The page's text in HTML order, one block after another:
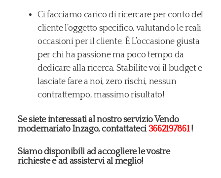
Ci facciamo carico di ricercare per conto del
cliente l’oggetto specifico, valutando le reali
occasioni per il cliente. È L’occasione giusta
per chi ha passione ma poco tempo da
dedicare alla ricerca. Stabilite voi il budget e
lasciate fare a noi, zero rischi, nessun
contrattempo, massimo risultato!
Se siete interessati al nostro servizio Vendo
modernariato Inzago, contattateci 3662197861 !
Siamo disponibili ad accogliere le vostre
richieste e ad assistervi al meglio!